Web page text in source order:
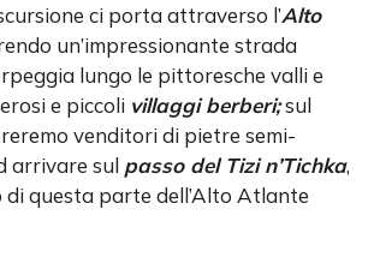
ci porta attraverso l’Alto
un’impressionante strada
lungo le pittoresche valli e
e piccoli villaggi berberi;sul
venditori di pietre semi-
arrivare sul passo del Tizi n’Tichka,
questa parte dell’Alto Atlante